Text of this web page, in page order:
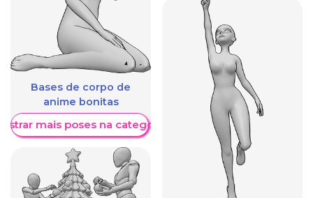
Bases de corpo de
anime bonitas
mais poses na categoria